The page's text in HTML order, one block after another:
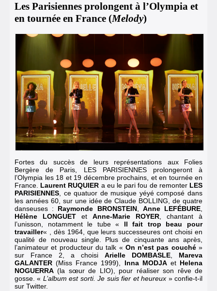
Les Parisiennes prolongent à l’Olympia et
en tournée en France (Melody)
Fortes du succès de leurs représentations aux Folies
Bergère de Paris, LES PARISIENNES prolongeront à
l’Olympia les 18 et 19 décembre prochains, et en tournée en
France. Laurent RUQUIER a eu le pari fou de remonter LES
PARISIENNES, ce quatuor de musique yéyé composé dans
les années 60, sur une idée de Claude BOLLING, de quatre
danseuses : Raymonde BRONSTEIN, Anne LEFÉBURE,
Hélène LONGUET et Anne-Marie ROYER, chantant à
l’unisson, notamment le tube « Il fait trop beau pour
travailler« , dès 1964, que leurs successeures ont choisi en
qualité de nouveau single. Plus de cinquante ans après,
l’animateur et producteur du talk « On n’est pas couché»
sur France 2, a choisi Arielle DOMBASLE, Mareva
GALANTER (Miss France 1999), Inna MODJAet Helena
NOGUERRA (la sœur de LIO), pour réaliser son rêve de
gosse. « L’album est sorti. Je suis fier et heureux » confie-t-il
sur Twitter.